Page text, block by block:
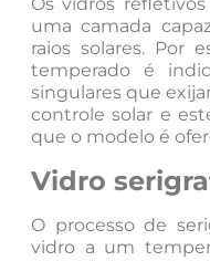
Os vidros
uma camada
raios solares. Por
temperado é
singulares que
controle solar e
que o modelo é
Vidro
O processo de
vidro a um